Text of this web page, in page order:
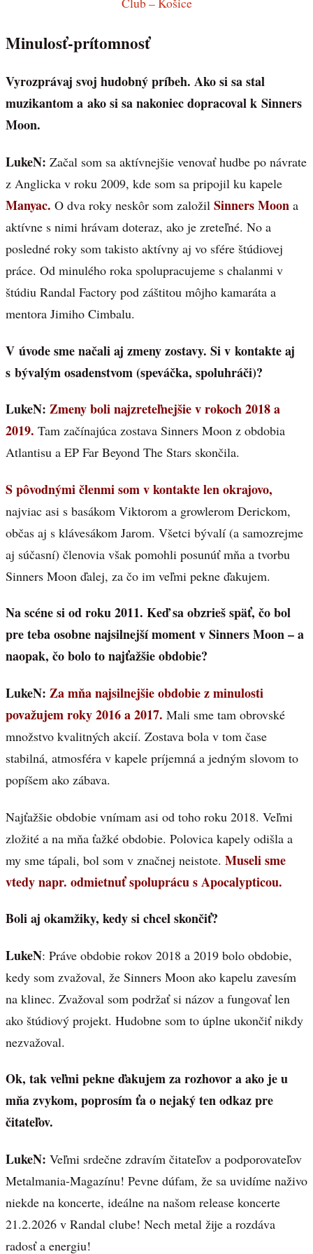
Minulosť-prítomnosť
Vyrozprávaj svoj hudobný príbeh. Ako si sa stal
muzikantom a ako si sa nakoniec dopracoval k Sinners
Moon.
LukeN: Začal som sa aktívnejšie venovať hudbe po návrate
z Anglicka v roku 2009, kde som sa pripojil ku kapele
Manyac. O dva roky neskôr som založil Sinners Moon a
aktívne s nimi hrávam doteraz, ako je zreteľné. No a
posledné roky som takisto aktívny aj vo sfére štúdiovej
práce. Od minulého roka spolupracujeme s chalanmi v
štúdiu Randal Factory pod záštitou môjho kamaráta a
mentora Jimiho Cimbalu.
V úvode sme načali aj zmeny zostavy. Si v kontakte aj
s bývalým osadenstvom (speváčka, spoluhráči)?
LukeN: Zmeny boli najzreteľnejšie v rokoch 2018 a
2019. Tam začínajúca zostava Sinners Moon z obdobia
Atlantisu a EP Far Beyond The Stars skončila.
S pôvodnými členmi som v kontakte len okrajovo,
najviac asi s basákom Viktorom a growlerom Derickom,
občas aj s klávesákom Jarom. Všetci bývalí (a samozrejme
aj súčasní) členovia však pomohli posunúť mňa a tvorbu
Sinners Moon ďalej, za čo im veľmi pekne ďakujem.
Na scéne si od roku 2011. Keď sa obzrieš späť, čo bol
pre teba osobne najsilnejší moment v Sinners Moon – a
naopak, čo bolo to najťažšie obdobie?
LukeN: Za mňa najsilnejšie obdobie z minulosti
považujem roky 2016 a 2017. Mali sme tam obrovské
množstvo kvalitných akcií. Zostava bola v tom čase
stabilná, atmosféra v kapele príjemná a jedným slovom to
popíšem ako zábava.
Najťažšie obdobie vnímam asi od toho roku 2018. Veľmi
zložité a na mňa ťažké obdobie. Polovica kapely odišla a
my sme tápali, bol som v značnej neistote. Museli sme
vtedy napr. odmietnuť spoluprácu s Apocalypticou.
Boli aj okamžiky, kedy si chcel skončiť?
LukeN: Práve obdobie rokov 2018 a 2019 bolo obdobie,
kedy som zvažoval, že Sinners Moon ako kapelu zavesím
na klinec. Zvažoval som podržať si názov a fungovať len
ako štúdiový projekt. Hudobne som to úplne ukončiť nikdy
nezvažoval.
Ok, tak veľmi pekne ďakujem za rozhovor a ako je u
mňa zvykom, poprosím ťa o nejaký ten odkaz pre
čitateľov.
LukeN: Veľmi srdečne zdravím čitateľov a podporovateľov
Metalmania-Magazínu! Pevne dúfam, že sa uvidíme naživo
niekde na koncerte, ideálne na našom release koncerte
21.2.2026 v Randal clube! Nech metal žije a rozdáva
radosť a energiu!